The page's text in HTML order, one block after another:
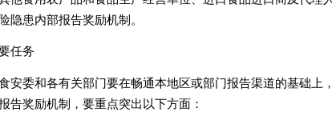
隐患内部报告奖励机制。
任务
安委和各有关部门要在畅通本地区或部门报告渠道的基础上
告奖励机制，要重点突出以下方面：